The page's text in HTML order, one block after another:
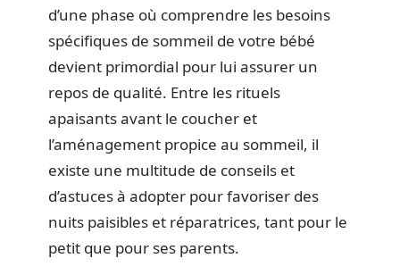
d’une phase où comprendre les besoins
spécifiques de sommeil de votre bébé
devient primordial pour lui assurer un
repos de qualité. Entre les rituels
apaisants avant le coucher et
l’aménagement propice au sommeil, il
existe une multitude de conseils et
d’astuces à adopter pour favoriser des
nuits paisibles et réparatrices, tant pour le
petit que pour ses parents.